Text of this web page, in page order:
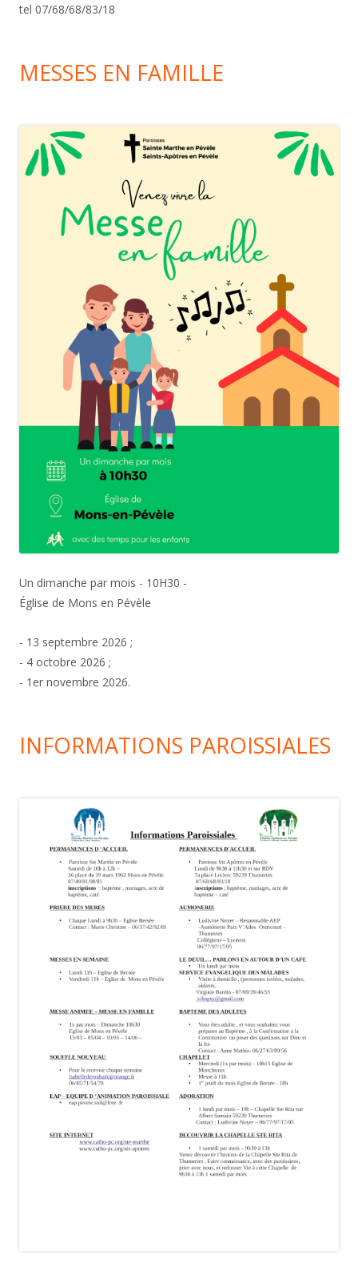
tel 07/68/68/83/18
MESSES EN FAMILLE
Un dimanche par mois - 10H30 -
Église de Mons en Pévèle
- 13 septembre 2026 ;
- 4 octobre 2026 ;
- 1er novembre 2026.
INFORMATIONS PAROISSIALES